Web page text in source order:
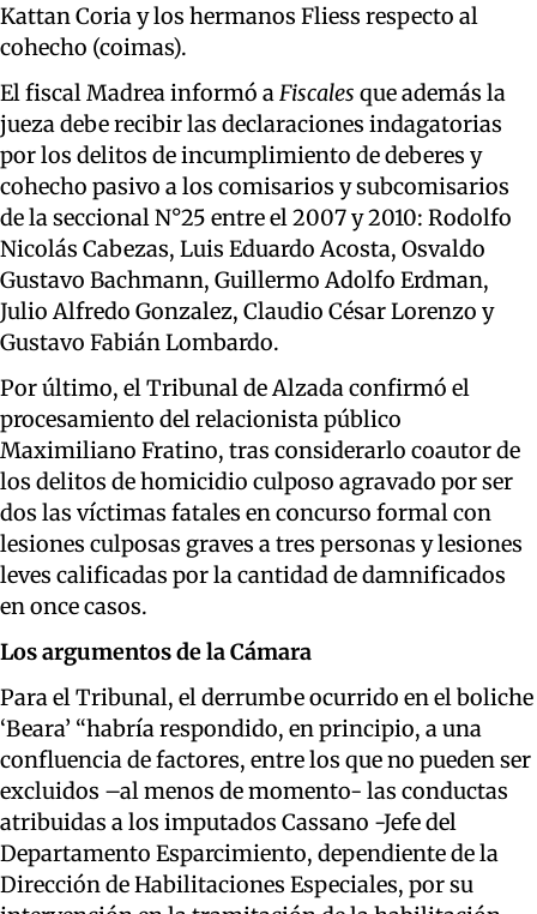
Kattan Coria y los hermanos Fliess respecto al
cohecho (coimas).
El fiscal Madrea informó aFiscales que además la
jueza debe recibir las declaraciones indagatorias
por los delitos de incumplimiento de deberes y
cohecho pasivo a los comisarios y subcomisarios
de la seccional N°25 entre el 2007 y 2010: Rodolfo
Nicolás Cabezas, Luis Eduardo Acosta, Osvaldo
Gustavo Bachmann, Guillermo Adolfo Erdman,
Julio Alfredo Gonzalez, Claudio César Lorenzo y
Gustavo Fabián Lombardo.
Por último, el Tribunal de Alzada confirmó el
procesamiento del relacionista público
Maximiliano Fratino, tras considerarlo coautor de
los delitos de homicidio culposo agravado por ser
dos las víctimas fatales en concurso formal con
lesiones culposas graves a tres personas y lesiones
leves calificadas por la cantidad de damnificados
en once casos.
Los argumentos de la Cámara
Para el Tribunal, el derrumbe ocurrido en el boliche
‘Beara’ “habría respondido, en principio, a una
confluencia de factores, entre los que no pueden ser
excluidos –al menos de momento- las conductas
atribuidas a los imputados Cassano -Jefe del
Departamento Esparcimiento, dependiente de la
Dirección de Habilitaciones Especiales, por su